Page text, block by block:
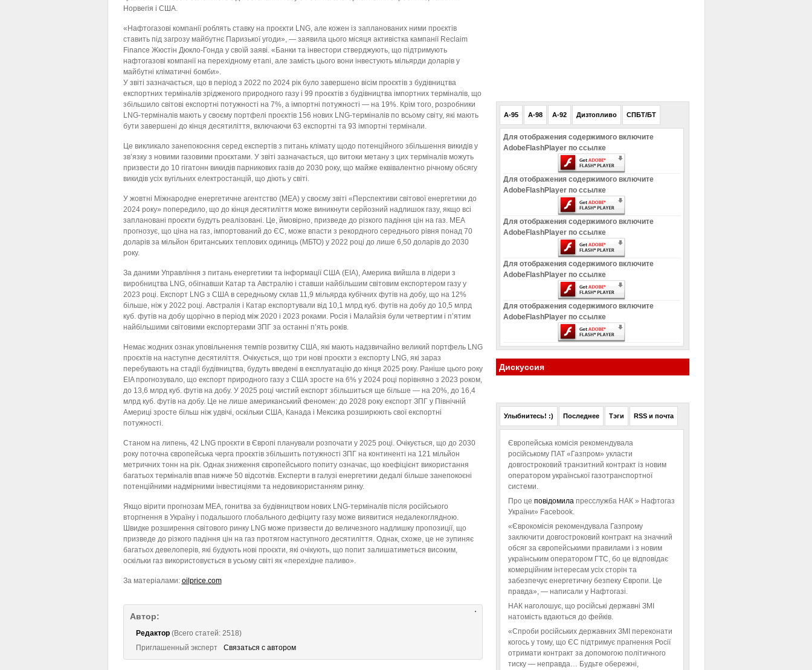
Норвегія і США.
«Нафтогазові компанії роблять ставку на проєкти LNG, але кожен із запланованих ними проєктів
ставить під загрозу майбутнє Паризької угоди», — заявила цього місяця активістка кампанії Reclaim
Finance Жюстін Дюкло-Гонда у своїй заяві. «Банки та інвестори стверджують, що підтримують
нафтогазові компанії на перехідному етапі, але замість цього вони інвестують мільярди доларів у
майбутні кліматичні бомби».
У звіті зазначається, що в період з 2022 по 2024 рік було завершено вісім проєктів з будівництва
експортних терміналів зрідженого природного газу і 99 проєктів з будівництва імпортних терміналів, що
збільшило світові експортні потужності на 7%, а імпортні потужності — на 19%. Крім того, розробники
LNG-терміналів мають у своєму портфелі проєктів 156 нових LNG-терміналів по всьому світу, які мають
бути завершені до кінця десятиліття, включаючи 63 експортні та 93 імпортні термінали.
Це викликало занепокоєння серед експертів з питань клімату щодо потенційного збільшення викидів у
зв’язку з новими газовими проєктами. У звіті зазначається, що витоки метану з цих терміналів можуть
призвести до 10 гігатонн викидів парникових газів до 2030 року, що майже еквівалентно річному обсягу
викидів усіх вугільних електростанцій, що діють у світі.
У жовтні Міжнародне енергетичне агентство (МЕА) у своєму звіті «Перспективи світової енергетики до
2024 року» попередило, що до кінця десятиліття може виникнути серйозний надлишок газу, якщо всі
заплановані проєкти будуть реалізовані. Це, ймовірно, призведе до різкого падіння цін на газ. МЕА
прогнозує, що ціна на газ, імпортований до ЄС, може впасти з рекордного середнього рівня понад 70
доларів за мільйон британських теплових одиниць (МБТО) у 2022 році до лише 6,50 доларів до 2030
року.
За даними Управління з питань енергетики та інформації США (EIA), Америка вийшла в лідери з
виробництва LNG, обігнавши Катар та Австралію і ставши найбільшим світовим експортером газу у
2023 році. Експорт LNG з США в середньому склав 11,9 мільярда кубічних футів на добу, що на 12%
більше, ніж у 2022 році. Австралія і Катар експортували від 10,1 млрд куб. футів на добу до 10,5 млрд
куб. футів на добу щорічно в період між 2020 і 2023 роками. Росія і Малайзія були четвертим і п’ятим
найбільшими світовими експортерами ЗПГ за останні п’ять років.
Немає жодних ознак уповільнення темпів розвитку США, які мають надзвичайно великий портфель LNG
проєктів на наступне десятиліття. Очікується, що три нові проєкти з експорту LNG, які зараз
перебувають на стадії будівництва, будуть введені в експлуатацію до кінця 2025 року. Раніше цього року
EIA прогнозувало, що експорт природного газу з США зросте на 6% у 2024 році порівняно з 2023 роком,
до 13,6 млрд куб. футів на добу. У 2025 році чистий експорт збільшиться ще більше — на 20%, до 16,4
млрд куб. футів на добу. Це не лише американський феномен: до 2028 року експорт ЗПГ у Північній
Америці зросте більш ніж удвічі, оскільки США, Канада і Мексика розширюють свої експортні
потужності.
Станом на липень, 42 LNG проєкти в Європі планували розпочати у 2025 році. Очікується, що до 2030
року поточна європейська черга проєктів збільшить потужності ЗПГ на континенті на 121 мільйон
метричних тонн на рік. Однак зниження європейського попиту означає, що коефіцієнт використання
багатьох терміналів впав нижче 50 відсотків. Експерти в галузі енергетики дедалі більше занепокоєні
потенційними надмірними інвестиціями та недовикористанням ринку.
Якщо вірити прогнозам МЕА, гонитва за будівництвом нових LNG-терміналів після російського
вторгнення в Україну і подальшого глобального дефіциту газу може виявитися недалекоглядною.
Швидке розширення світового ринку LNG може призвести до величезного надлишку пропозиції, що
призведе до різкого падіння цін на газ протягом наступного десятиліття. Однак, схоже, це не зупиняє
багатьох девелоперів, які будують нові проєкти, які очікують, що попит залишатиметься високим,
оскільки газ використовується в усьому світі як «перехідне паливо».
За матеріалами: oilprice.com
Автор:
Редактор(Всего статей: 2518)
Приглашенный эксперт
Связаться с автором
A-95 A-98 A-92 Дизтопливо СПБТ/БТ
Для отображения содержимого включите
AdobeFlashPlayer по ссылке
Для отображения содержимого включите
AdobeFlashPlayer по ссылке
Для отображения содержимого включите
AdobeFlashPlayer по ссылке
Для отображения содержимого включите
AdobeFlashPlayer по ссылке
Для отображения содержимого включите
AdobeFlashPlayer по ссылке
Дискуссия
Улыбнитесь! :) Последнее Тэги RSS и почта
Європейська комісія рекомендувала
російському ПАТ «Газпром» укласти
довгостроковий транзитний контракт із новим
оператором української газотранспортної
системи.
Про це повідомила пресслужба НАК » Нафтогаз
України» Facebook.
«Єврокомісія рекомендувала Газпрому
заключити довгостроковий контракт на значний
обсяг за європейськими правилами і з новим
українським оператором ГТС, бо це відповідає
комерційним інтересам усіх сторін та
забезпечує енергетичну безпеку Європи. Це
правда», — написали у Нафтогазі.
НАК наголошує, що російські державні ЗМІ
натомість вдаються до фейків.
«Спроби російських державних ЗМІ переконати
когось у тому, що ЄС підтримує прагнення Росії
отримати контракт за допомогою політичного
тиску — неправда… Будьте обережні,